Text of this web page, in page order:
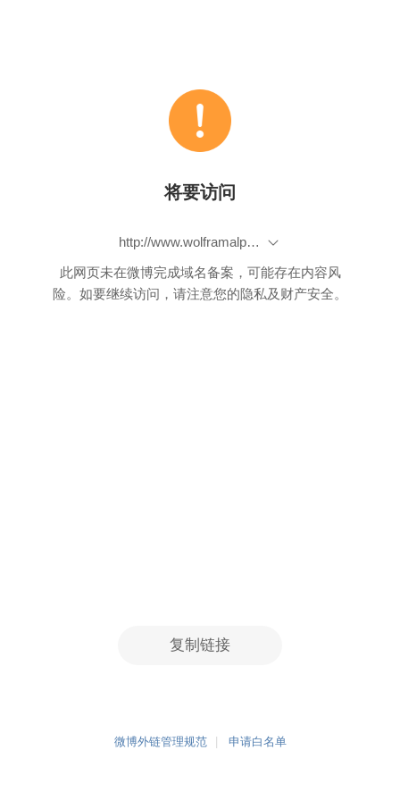
将要访问
http://www.wolframalpha.com/share/clip?f=d41d8cd98f00b204e9800998ecf8427ek4757scvv2
此网页未在微博完成域名备案，可能存在内容风
险。如要继续访问，请注意您的隐私及财产安全。
复制链接
微博外链管理规范 申请白名单